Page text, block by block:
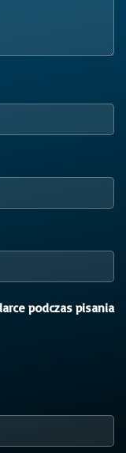
podczas pisania